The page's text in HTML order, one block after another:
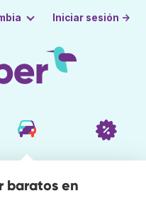
Iniciar sesión →
baratos en